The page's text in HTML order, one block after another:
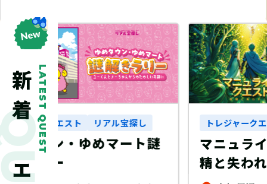
LATEST QUEST
し
謎
トレジャークエスト リアル宝探し
マニュライフクエスト～妖